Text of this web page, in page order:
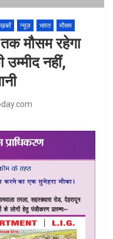
ख़बरें न्यूज़ भारत मौसम
मौसम रहेगा
उम्मीद नहीं,